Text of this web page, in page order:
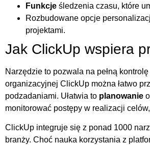
Funkcje śledzenia czasu, które
Rozbudowane opcje
projektami.
Jak ClickUp wspiera
Narzędzie to pozwala na pełną
organizacyjnej ClickUp można łatwo
podzadaniami. Ułatwia to planowanie
monitorować postępy w realizacji
ClickUp integruje się z ponad 1000
branży. Choć nauka korzystania z